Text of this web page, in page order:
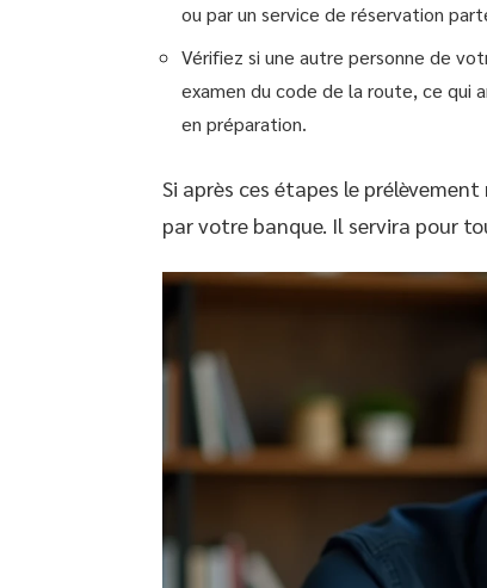
ou par un service de réservation
Vérifiez si une autre personne de
examen du code de la route, ce qui
en préparation.
Si après ces étapes le
par votre banque. Il servira pour